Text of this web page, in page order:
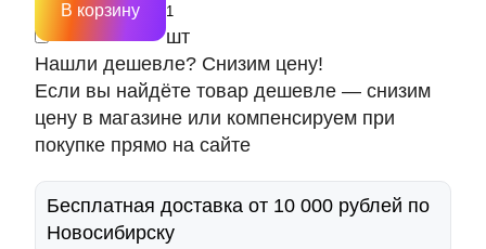
шт
В корзину
Нашли дешевле? Снизим цену!
Если вы найдёте товар дешевле — снизим
цену в магазине или компенсируем при
покупке прямо на сайте
Бесплатная доставка от 10 000 рублей по
Новосибирску